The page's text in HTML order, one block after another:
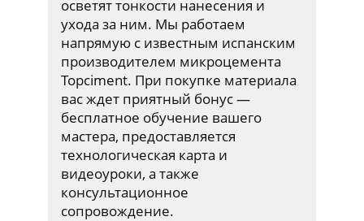
осветят тонкости нанесения и
ухода за ним. Мы работаем
напрямую с известным испанским
производителем микроцемента
Topciment. При покупке материала
вас ждет приятный бонус —
бесплатное обучение вашего
мастера, предоставляется
технологическая карта и
видеоуроки, а также
консультационное
сопровождение.